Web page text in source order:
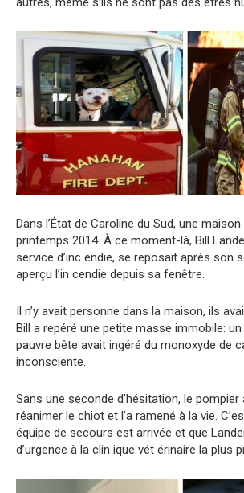
Dans l’État de Caroline du Sud, une
printemps 2014. À ce moment-là, Bill
service d’inc endie, se reposait après son
aperçu l’in cendie depuis sa fenêtre.
Il n’y avait personne dans la maison, ils
Bill a repéré une petite masse immobile:
pauvre bête avait ingéré du monoxyde de
inconsciente.
Sans une seconde d’hésitation, le pompier
réanimer le chiot et l’a ramené à la vie.
équipe de secours est arrivée et que
d’urgence à la clin ique vét érinaire la plus